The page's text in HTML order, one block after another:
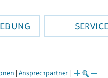
SERVICE
| Ansprechpartner |